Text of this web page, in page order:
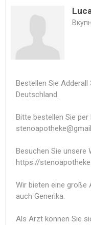
Bestellen Sie
Deutschland.
Bitte bestellen Sie per
Besuchen Sie unsere
https://
Wir bieten eine große
auch Generika.
Als Arzt können Sie